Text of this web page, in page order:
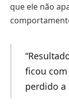
que ele não
ficou
perdido a